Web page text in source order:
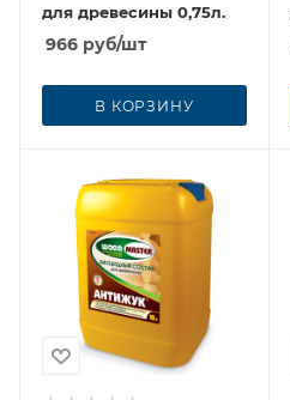
для древесины 0,75л.
966 руб/шт
В КОРЗИНУ